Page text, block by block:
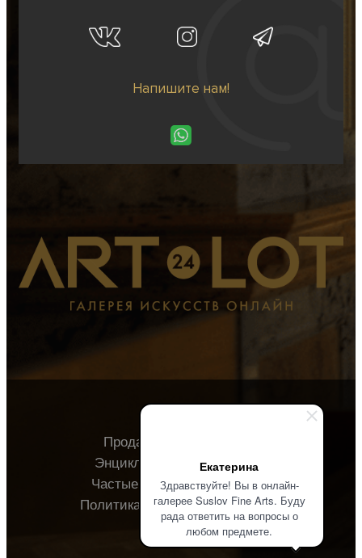
Екатерина
Здравствуйте! Вы в онлайн-
галерее Suslov Fine Arts. Буду
рада ответить на вопросы о
любом предмете.
Напишите нам!
Продавцу
Энциклопедия
О галерее
Частые вопросы
Контакты
Политика конфиденциальности